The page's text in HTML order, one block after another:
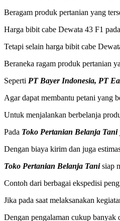
Beragam produk pertanian yang
Harga bibit cabe Dewata 43 F1 pada
Tetapi selain harga bibit cabe
Beraneka ragam produk pertanian
Seperti PT Bayer Indonesia, PT
Agar dapat membantu petani yang
Untuk menjalankan berbelanja
Pada Toko Pertanian Belanja Tani
Dengan biaya kirim dan juga
Toko Pertanian Belanja Tanisiap
Contoh dari berbagai ekspedisi
Jika pada saat melaksanakan
Dengan pengalaman cukup banyak